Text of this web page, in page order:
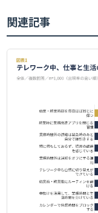
関連記事